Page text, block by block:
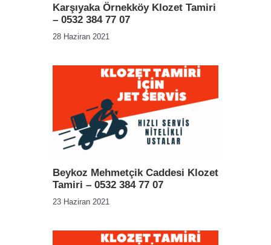
Karşıyaka Örnekköy Klozet Tamiri
– 0532 384 77 07
28 Haziran 2021
Beykoz Mehmetçik Caddesi Klozet
Tamiri – 0532 384 77 07
23 Haziran 2021